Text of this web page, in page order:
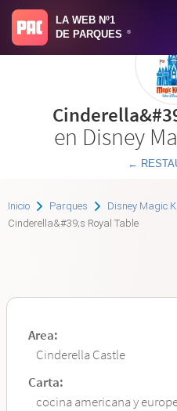
LA WEB Nº1
DE PARQUES
®
en Disney
←
Inicio Parques Disney Magic
Cinderella&#39;s Royal Table
Area:
Cinderella Castle
Carta:
cocina americana y